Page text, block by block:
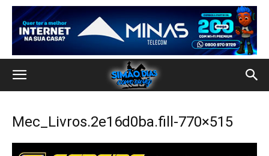
Mec_Livros.2e16d0ba.fill-770×515